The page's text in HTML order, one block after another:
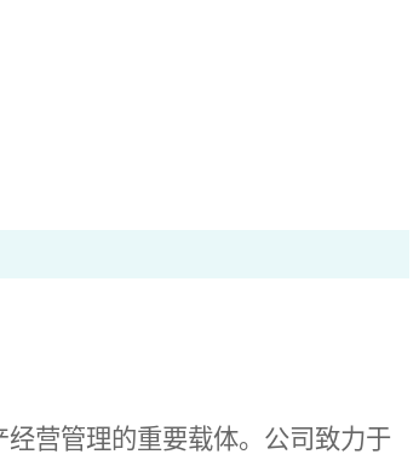
营管理的重要载体。公司致力于